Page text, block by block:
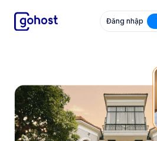
GoHost Đăng nhập